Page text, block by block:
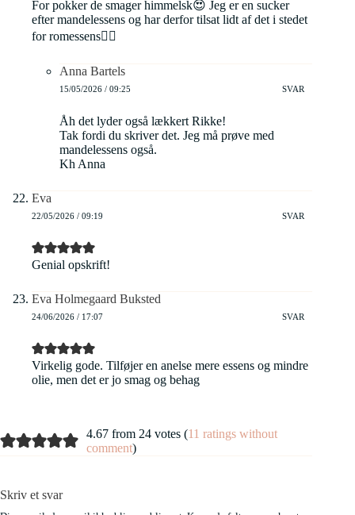
For pokker de smager himmelsk😍 Jeg er en sucker
efter mandelessens og har derfor tilsat lidt af det i stedet
for romessens👌🏼
Anna Bartels
15/05/2026 / 09:25 SVAR
Åh det lyder også lækkert Rikke!
Tak fordi du skriver det. Jeg må prøve med
mandelessens også.
Kh Anna
Eva
22/05/2026 / 09:19 SVAR
Genial opskrift!
Eva Holmegaard Buksted
24/06/2026 / 17:07 SVAR
Virkelig gode. Tilføjer en anelse mere essens og mindre
olie, men det er jo smag og behag
4.67 from 24 votes (11 ratings without
comment)
Skriv et svar